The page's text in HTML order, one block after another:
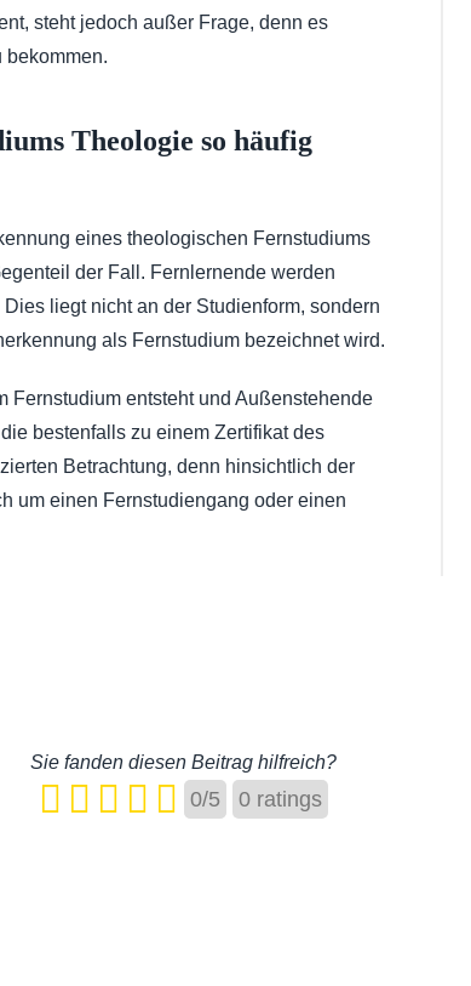
steht jedoch außer Frage, denn es
bekommen.
Theologie so häufig
eines theologischen Fernstudiums
der Fall. Fernlernende werden
liegt nicht an der Studienform, sondern
als Fernstudium bezeichnet wird.
Fernstudium entsteht und Außenstehende
bestenfalls zu einem Zertifikat des
Betrachtung, denn hinsichtlich der
um einen Fernstudiengang oder einen
Sie fanden diesen Beitrag hilfreich?
0/5 0ratings